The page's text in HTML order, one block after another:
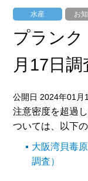
水産 お
プランク
月17日
公開日 2024年01月
注意密度を超過
ついては、以下
大阪湾貝毒
調査）